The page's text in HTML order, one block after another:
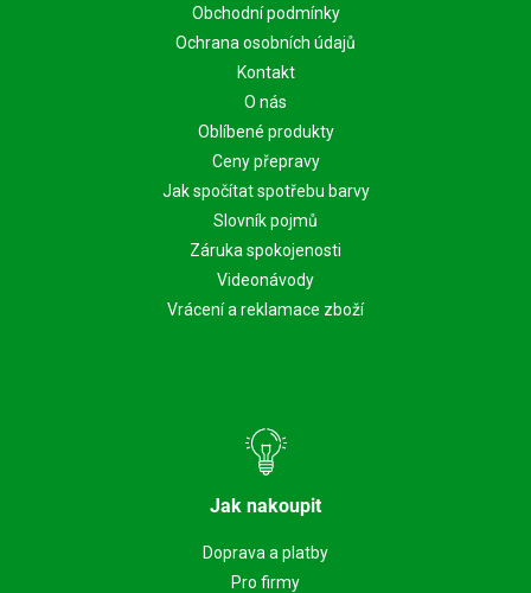
Obchodní podmínky
Ochrana osobních údajů
Kontakt
O nás
Oblíbené produkty
Ceny přepravy
Jak spočítat spotřebu barvy
Slovník pojmů
Záruka spokojenosti
Videonávody
Vrácení a reklamace zboží
Jak nakoupit
Doprava a platby
Pro firmy